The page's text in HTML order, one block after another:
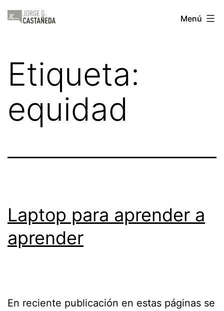
Saltar
Jorge
Menú
Etiqueta:
equidad
Laptop para aprender a
aprender
En reciente publicación en estas páginas se